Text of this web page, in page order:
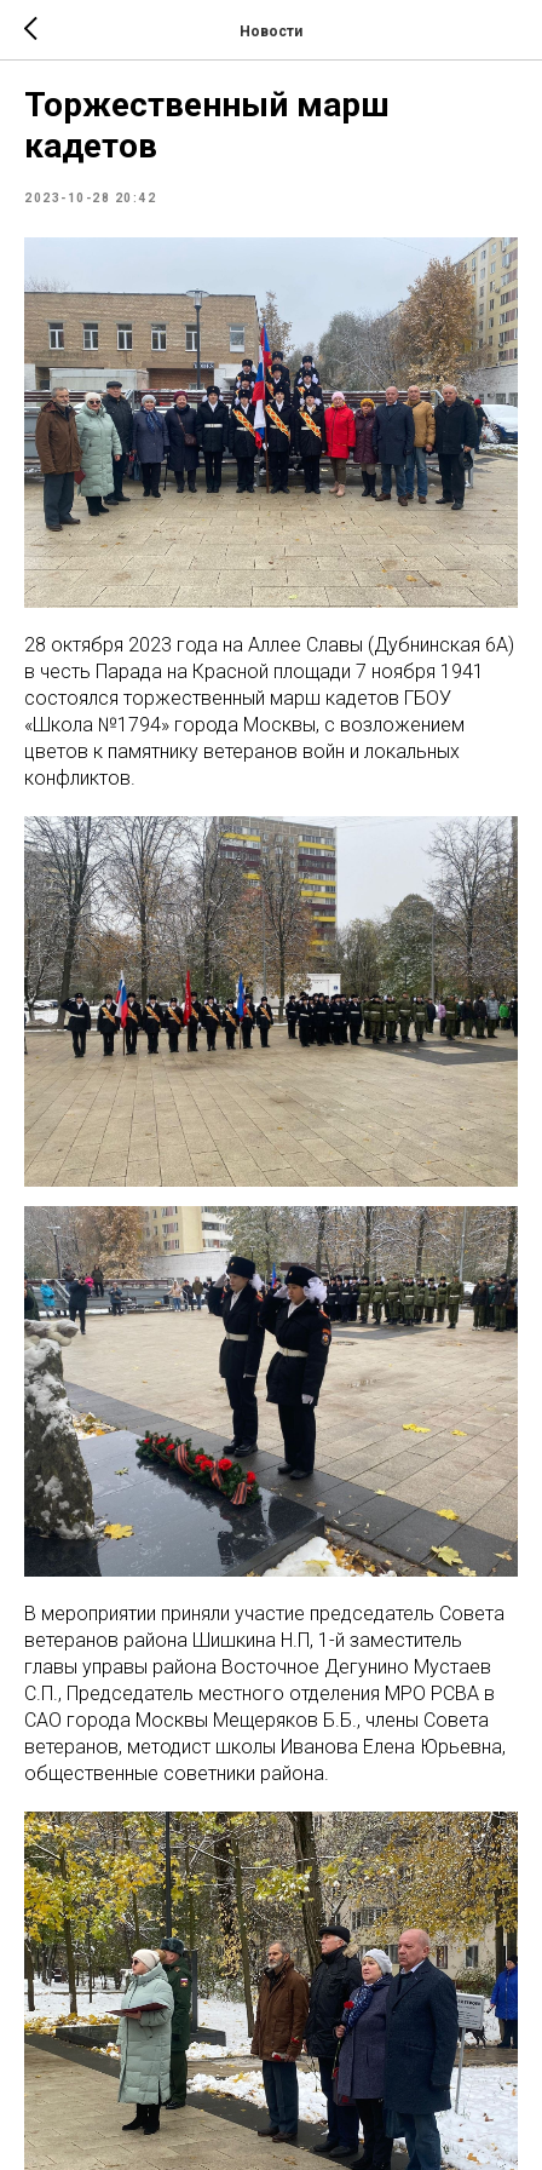
Новости
Торжественный марш
кадетов
2023-10-28 20:42
28 октября 2023 года на Аллее Славы (Дубнинская 6А)
в честь Парада на Красной площади 7 ноября 1941
состоялся торжественный марш кадетов ГБОУ
«Школа №1794» города Москвы, с возложением
цветов к памятнику ветеранов войн и локальных
конфликтов.
В мероприятии приняли участие председатель Совета
ветеранов района Шишкина Н.П, 1-й заместитель
главы управы района Восточное Дегунино Мустаев
С.П., Председатель местного отделения МРО РСВА в
САО города Москвы Мещеряков Б.Б., члены Совета
ветеранов, методист школы Иванова Елена Юрьевна,
общественные советники района.